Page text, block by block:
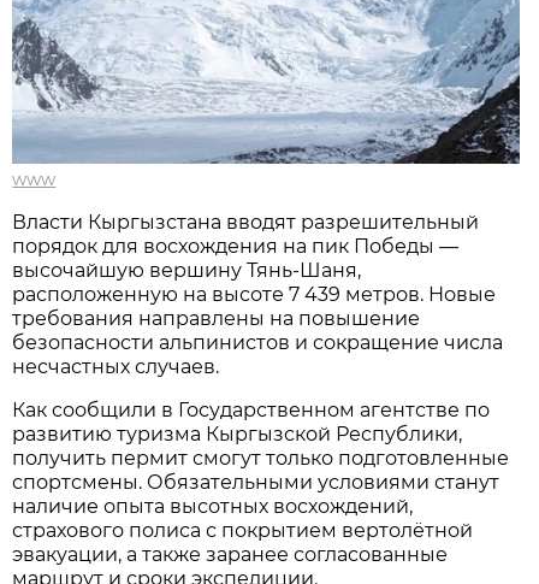
www
Власти Кыргызстана вводят разрешительный
порядок для восхождения на пик Победы —
высочайшую вершину Тянь-Шаня,
расположенную на высоте 7 439 метров. Новые
требования направлены на повышение
безопасности альпинистов и сокращение числа
несчастных случаев.
Как сообщили в Государственном агентстве по
развитию туризма Кыргызской Республики,
получить пермит смогут только подготовленные
спортсмены. Обязательными условиями станут
наличие опыта высотных восхождений,
страхового полиса с покрытием вертолётной
эвакуации, а также заранее согласованные
маршрут и сроки экспедиции.